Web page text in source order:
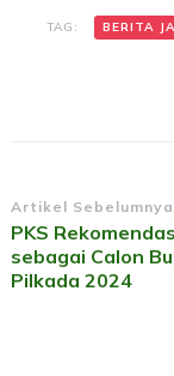
TAG: BERITA
Navigasi
Artikel
Artikel Sebelumnya
PKS
sebagai Calon
Pilkada 2024